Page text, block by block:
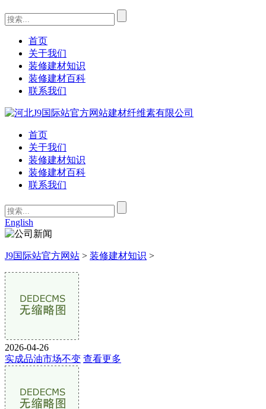
首页
关于我们
装修建材知识
装修建材百科
联系我们
首页
关于我们
装修建材知识
装修建材百科
联系我们
English
J9国际站官方网站 > 装修建材知识 >
2026-04-26
实成品油市场不变 查看更多